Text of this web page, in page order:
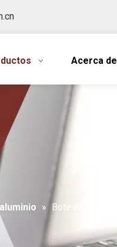
Acerca de
» Bote de aluminio